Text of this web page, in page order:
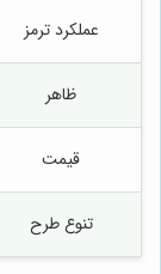
عملکرد ترمز
ظاهر
قیمت
تنوع طرح